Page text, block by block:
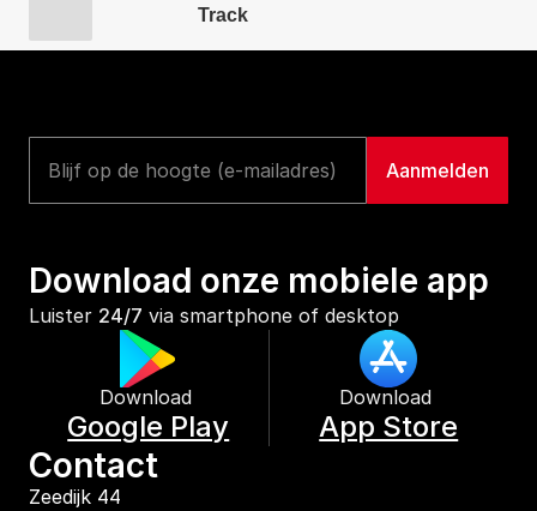
Track
Download onze mobiele app
Luister 24/7 via smartphone of desktop
Download
Google Play
Download
App Store
Contact
Zeedijk 44